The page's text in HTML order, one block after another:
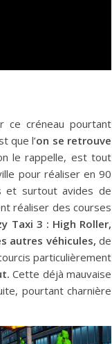
ce créneau pourtant
que l’on se retrouve
le rappelle, est tout
pour réaliser en 90
et surtout avides de
réaliser des courses
Taxi 3 : High Roller,
autres véhicules, de
particulièrement
Cette déjà mauvaise
pourtant charnière